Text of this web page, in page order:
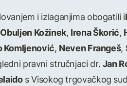
i izlaganjima obogatili i
Kožinek, Irena Škorić,
Komljenović, Neven Frangeš,
pravni stručnjaci dr.Jan
s Visokog trgovačkog